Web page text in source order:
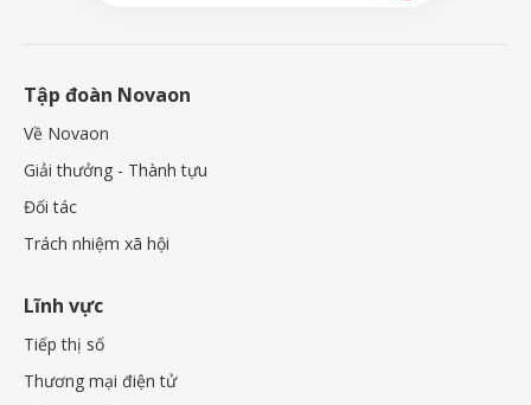
Tập đoàn Novaon
Về Novaon
Giải thưởng - Thành tựu
Đối tác
Trách nhiệm xã hội
Lĩnh vực
Tiếp thị số
Thương mại điện tử